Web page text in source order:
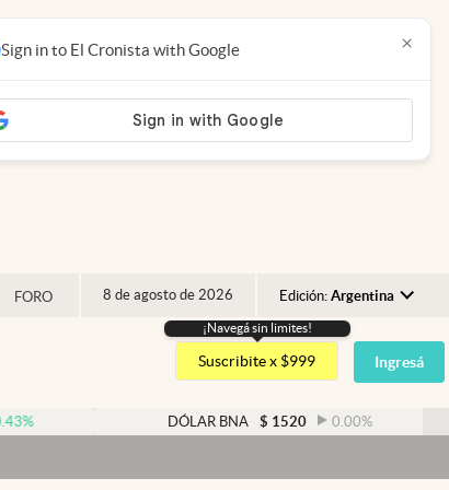
FORO 8 de agosto de 2026 Edición: Argentina
Argentina
España
USA
¡Navegá sin limites!
Suscribite x $999 Ingresá
DÓLAR BNA $ 1520 0.00%
Sign in to El Cronista with Google ×